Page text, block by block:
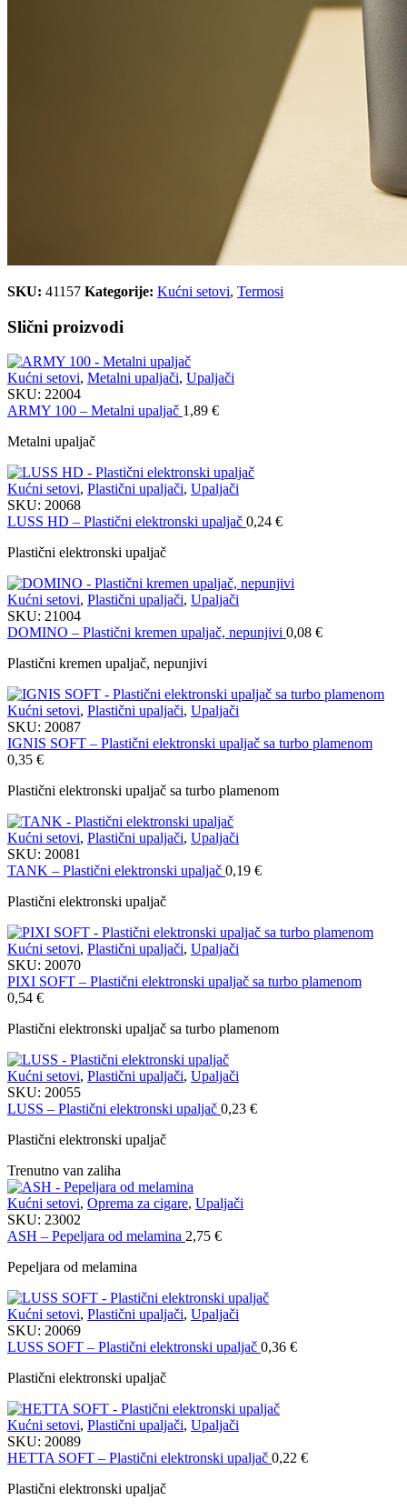
SKU: 41157 Kategorije: Kućni setovi, Termosi
Slični proizvodi
Kućni setovi, Metalni upaljači, Upaljači
SKU: 22004
ARMY 100 – Metalni upaljač 1,89 €
Metalni upaljač
Kućni setovi, Plastični upaljači, Upaljači
SKU: 20068
LUSS HD – Plastični elektronski upaljač 0,24 €
Plastični elektronski upaljač
Kućni setovi, Plastični upaljači, Upaljači
SKU: 21004
DOMINO – Plastični kremen upaljač, nepunjivi 0,08 €
Plastični kremen upaljač, nepunjivi
Kućni setovi, Plastični upaljači, Upaljači
SKU: 20087
IGNIS SOFT – Plastični elektronski upaljač sa turbo plamenom
0,35 €
Plastični elektronski upaljač sa turbo plamenom
Kućni setovi, Plastični upaljači, Upaljači
SKU: 20081
TANK – Plastični elektronski upaljač 0,19 €
Plastični elektronski upaljač
Kućni setovi, Plastični upaljači, Upaljači
SKU: 20070
PIXI SOFT – Plastični elektronski upaljač sa turbo plamenom
0,54 €
Plastični elektronski upaljač sa turbo plamenom
Kućni setovi, Plastični upaljači, Upaljači
SKU: 20055
LUSS – Plastični elektronski upaljač 0,23 €
Plastični elektronski upaljač
Trenutno van zaliha
Kućni setovi, Oprema za cigare, Upaljači
SKU: 23002
ASH – Pepeljara od melamina 2,75 €
Pepeljara od melamina
Kućni setovi, Plastični upaljači, Upaljači
SKU: 20069
LUSS SOFT – Plastični elektronski upaljač 0,36 €
Plastični elektronski upaljač
Kućni setovi, Plastični upaljači, Upaljači
SKU: 20089
HETTA SOFT – Plastični elektronski upaljač 0,22 €
Plastični elektronski upaljač